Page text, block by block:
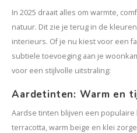
In 2025 draait alles om warmte,
natuur. Dit zie je terug in de
interieurs. Of je nu kiest voor een
subtiele toevoeging aan je
voor een stijlvolle uitstraling:
Aardetinten: Warm en
Aardse tinten blijven een
terracotta, warm beige en klei